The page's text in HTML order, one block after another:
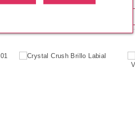
Pvr 2.49€ desde